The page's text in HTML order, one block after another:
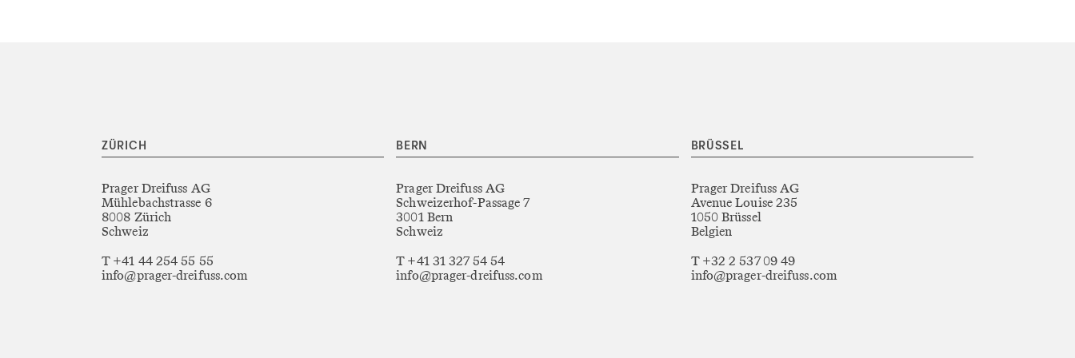
ZÜRICH
Prager Dreifuss AG
Mühlebachstrasse 6
8008 Zürich
Schweiz
T +41 44 254 55 55
info@prager-dreifuss.com
BERN
Prager Dreifuss AG
Schweizerhof-Passage 7
3001 Bern
Schweiz
T +41 31 327 54 54
info@prager-dreifuss.com
BRÜSSEL
Prager Dreifuss AG
Avenue Louise 235
1050 Brüssel
Belgien
T +32 2 537 09 49
info@prager-dreifuss.com